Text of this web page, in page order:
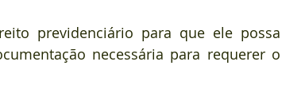
previdenciário para que ele possa
necessária para requerer o